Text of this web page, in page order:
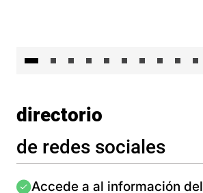
directorio
de redes sociales
Imagen
Accede a al información del